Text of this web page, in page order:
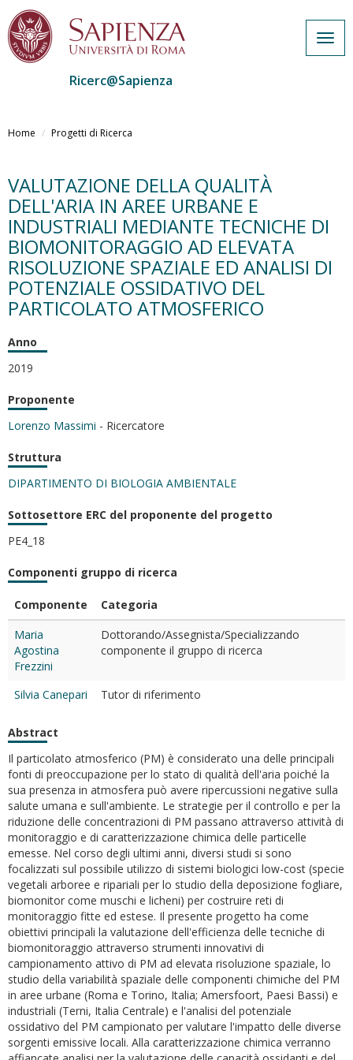
al
Ricerc@Sapienza
Home Progetti di Ricerca
VALUTAZIONE DELLA QUALITÀ
DELL'ARIA IN AREE URBANE E
INDUSTRIALI MEDIANTE TECNICHE DI
BIOMONITORAGGIO AD ELEVATA
RISOLUZIONE SPAZIALE ED ANALISI DI
POTENZIALE OSSIDATIVO DEL
PARTICOLATO ATMOSFERICO
Anno
2019
Proponente
Lorenzo Massimi - Ricercatore
Struttura
DIPARTIMENTO DI BIOLOGIA AMBIENTALE
Sottosettore ERC del proponente del progetto
PE4_18
Componenti gruppo di ricerca
Componente
Categoria
Maria
Agostina
Frezzini
Dottorando/Assegnista/Specializzando
componente il gruppo di ricerca
Silvia Canepari Tutor di riferimento
Abstract
Il particolato atmosferico (PM) è considerato una delle principali
fonti di preoccupazione per lo stato di qualità dell'aria poiché la
sua presenza in atmosfera può avere ripercussioni negative sulla
salute umana e sull'ambiente. Le strategie per il controllo e per la
riduzione delle concentrazioni di PM passano attraverso attività di
monitoraggio e di caratterizzazione chimica delle particelle
emesse. Nel corso degli ultimi anni, diversi studi si sono
focalizzati sul possibile utilizzo di sistemi biologici low-cost (specie
vegetali arboree e ripariali per lo studio della deposizione fogliare,
biomonitor come muschi e licheni) per costruire reti di
monitoraggio fitte ed estese. Il presente progetto ha come
obiettivi principali la valutazione dell'efficienza delle tecniche di
biomonitoraggio attraverso strumenti innovativi di
campionamento attivo di PM ad elevata risoluzione spaziale, lo
studio della variabilità spaziale delle componenti chimiche del PM
in aree urbane (Roma e Torino, Italia; Amersfoort, Paesi Bassi) e
industriali (Terni, Italia Centrale) e l'analisi del potenziale
ossidativo del PM campionato per valutare l'impatto delle diverse
sorgenti emissive locali. Alla caratterizzazione chimica verranno